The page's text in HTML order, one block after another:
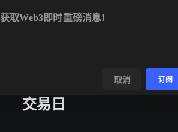
交易日
取Web3即时重磅消息!
取消 订阅